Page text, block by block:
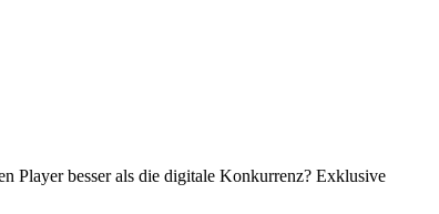
Player besser als die digitale Konkurrenz? Exklusive